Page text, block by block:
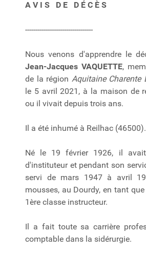
A V I S D E D É C È S
---------------------------------
Nous venons d'apprendre le
Jean-Jacques VAQUETTE,
de la région Aquitaine Charente
le 5 avril 2021, à la maison de
ou il vivait depuis trois ans.
Il a été inhumé à Reilhac (46500).
Né le 19 février 1926, il
d'instituteur et pendant son
servi de mars 1947 à avril
mousses, au Dourdy, en tant
1ère classe instructeur.
Il a fait toute sa carrière
comptable dans la sidérurgie.